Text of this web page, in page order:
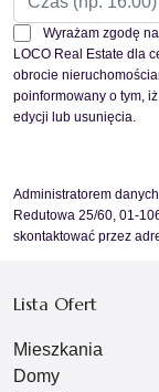
Wyrażam zgodę
LOCO Real Estate dla
obrocie
poinformowany o tym,
edycji lub usunięcia.
Administratorem
Redutowa 25/60, 01-
skontaktować przez
Lista Ofert
Mieszkania
Domy